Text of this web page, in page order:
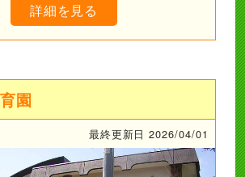
詳細を見る
園
最終更新日 2026/04/01